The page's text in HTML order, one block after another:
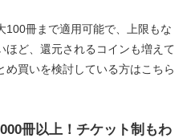
100冊まで適用可能で、上限もな
ほど、還元されるコインも増えて
め買いを検討している方はこちら
冊以上！チケット制もわ